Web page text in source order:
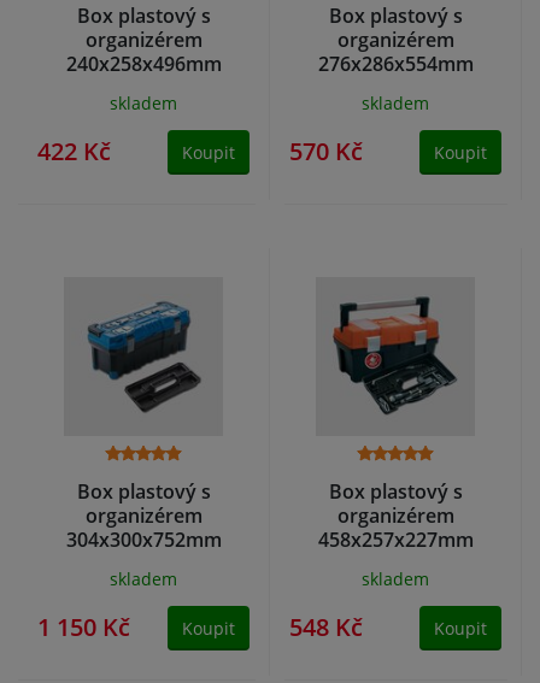
Box plastový s
organizérem
240x258x496mm
skladem
422 Kč Koupit
Box plastový s
organizérem
276x286x554mm
skladem
570 Kč Koupit
Box plastový s
organizérem
304x300x752mm
skladem
1 150 Kč Koupit
Box plastový s
organizérem
458x257x227mm
skladem
548 Kč Koupit